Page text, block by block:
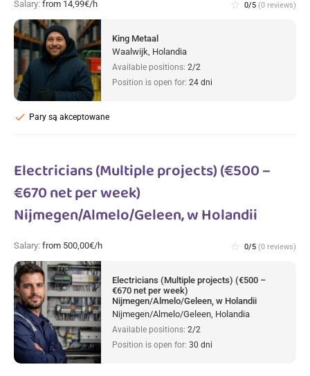
Salary: from 14,99€/h star_border 0/5 (0 reviews)
King Metaal
Waalwijk, Holandia
Available positions: 2/2
Position is open for: 24 dni
Pary są akceptowane
check
Electricians (Multiple projects) (€500 –
€670 net per week)
Nijmegen/Almelo/Geleen, w Holandii
Salary: from 500,00€/h star_border 0/5 (0 reviews)
Electricians (Multiple projects) (€500 –
€670 net per week)
Nijmegen/Almelo/Geleen, w Holandii
Nijmegen/Almelo/Geleen, Holandia
Available positions: 2/2
Position is open for: 30 dni